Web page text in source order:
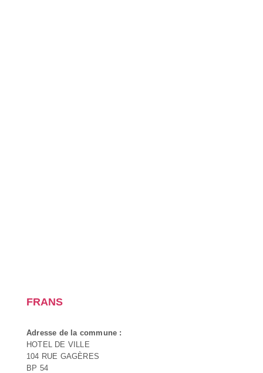
FRANS
Adresse de la commune :
HOTEL DE VILLE
104 RUE GAGÈRES
BP 54